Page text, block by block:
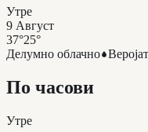
Утре
9 Август
37°25°
Делумно облачно
По часови
Утре